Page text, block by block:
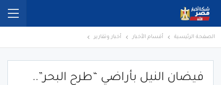
الصفحة الرئيسية أقسام الأخبار أخبار وتقارير
فيضان النيل بأراضي “طرح البحر”..